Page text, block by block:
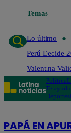
Temas
Lo último
Perú Decide
Valentina
Política
Te ayudo
Deportes
PAPÁ EN